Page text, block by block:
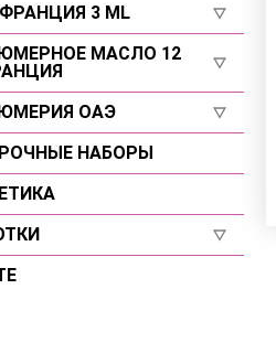
3 ML
МАСЛО 12
ОАЭ
НАБОРЫ
2